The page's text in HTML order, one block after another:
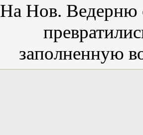
На Нов. Ведерню
заполненную